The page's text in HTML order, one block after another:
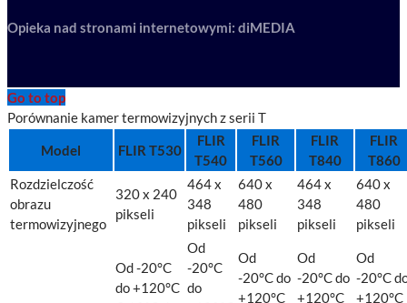
Opieka nad stronami internetowymi: diMEDIA
Go to top
Porównanie kamer termowizyjnych z serii T
Model
FLIR T530
FLIR
T540
FLIR
T560
FLIR
T840
FLIR
T860
Rozdzielczość
obrazu
termowizyjnego
320 x 240
pikseli
464 x
348
pikseli
640 x
480
pikseli
464 x
348
pikseli
640 x
480
pikseli
Od -20°C
do +120°C
Od
-20°C
do
Od
-20°C do
+120°C
Od
-20°C do
+120°C
Od
-20°C
+120°C